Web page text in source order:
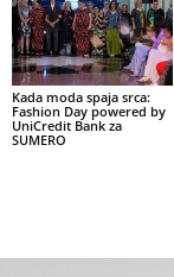
Kada moda spaja srca:
Fashion Day powered by
UniCredit Bank za
SUMERO